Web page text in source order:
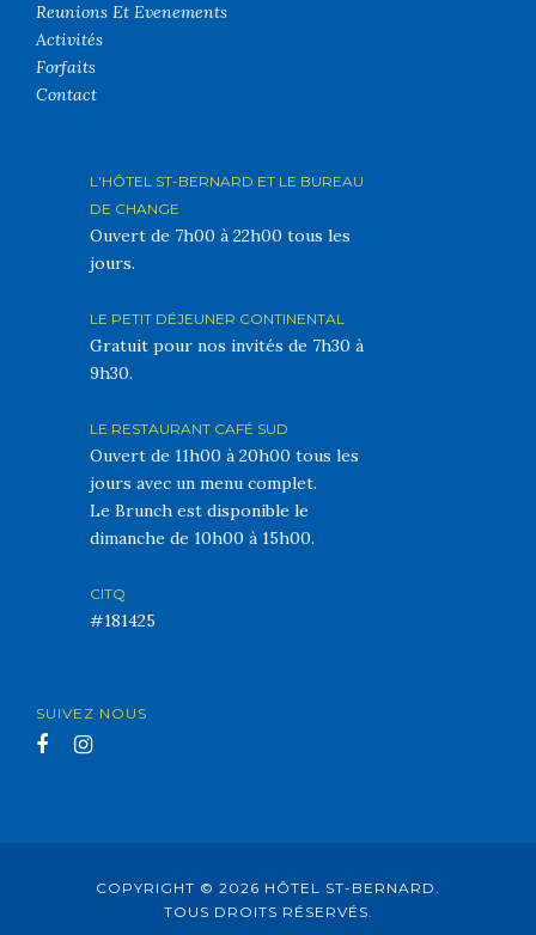
Reunions Et Evenements
Activités
Forfaits
Contact
L'HÔTEL ST-BERNARD ET LE BUREAU
DE CHANGE
Ouvert de 7h00 à 22h00 tous les
jours.
LE PETIT DÉJEUNER CONTINENTAL
Gratuit pour nos invités de 7h30 à
9h30.
LE RESTAURANT CAFÉ SUD
Ouvert de 11h00 à 20h00 tous les
jours avec un menu complet.
Le Brunch est disponible le
dimanche de 10h00 à 15h00.
CITQ
#181425
SUIVEZ NOUS
COPYRIGHT © 2026 HÔTEL ST-BERNARD.
TOUS DROITS RÉSERVÉS.